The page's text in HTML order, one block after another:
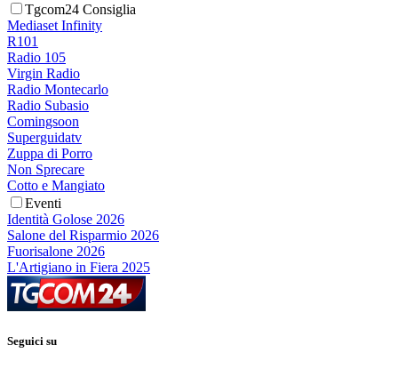
Tgcom24 Consiglia
Mediaset Infinity
R101
Radio 105
Virgin Radio
Radio Montecarlo
Radio Subasio
Comingsoon
Superguidatv
Zuppa di Porro
Non Sprecare
Cotto e Mangiato
Eventi
Identità Golose 2026
Salone del Risparmio 2026
Fuorisalone 2026
L'Artigiano in Fiera 2025
Seguici su